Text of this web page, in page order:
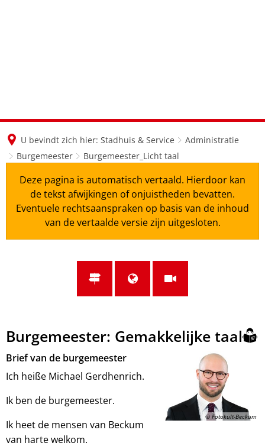
U bevindt zich hier: Stadhuis & Service
Administratie
Burgemeester
Burgemeester_Licht taal
Deze pagina is automatisch vertaald. Hierdoor kan
de tekst afwijkingen of onjuistheden bevatten.
Eventuele rechtsaanspraken op basis van de inhoud
van de vertaalde versie zijn uitgesloten.
Burgemeester: Gemakkelijke taal
© Fotokult-Beckum
Brief van de burgemeester
Ich heiße Michael Gerdhenrich.
Ik ben de burgemeester.
Ik heet de mensen van Beckum
van harte welkom.